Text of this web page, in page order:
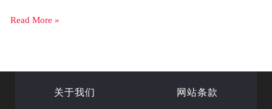
Read More »
关于我们 网站条款